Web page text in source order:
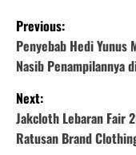
P
o
s
t
Previous:
Penyebab Hedi Yunus
Nasib Penampilannya
Next:
Jakcloth Lebaran Fair
Ratusan Brand